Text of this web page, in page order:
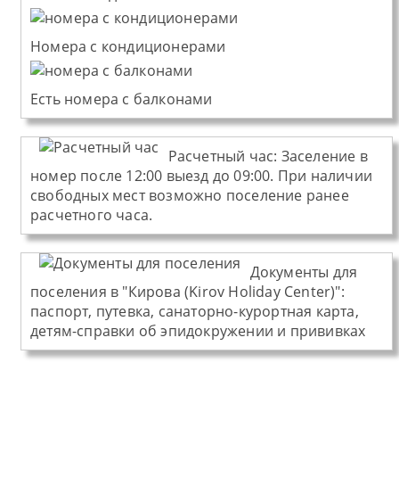
Номера с кондиционерами
Есть номера с балконами
Расчетный час: Заселение в
номер после 12:00 выезд до 09:00. При наличии
свободных мест возможно поселение ранее
расчетного часа.
Документы для
поселения в "Кирова (Kirov Holiday Center)":
паспорт, путевка, санаторно-курортная карта,
детям-справки об эпидокружении и прививках